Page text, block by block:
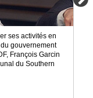
ses activités en
gouvernement
François Garcin
du Southern